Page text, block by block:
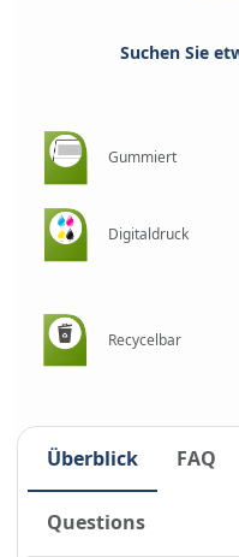
Suchen Sie
Gummiert
Digitaldruck
Recycelbar
Überblick FAQ
Questions